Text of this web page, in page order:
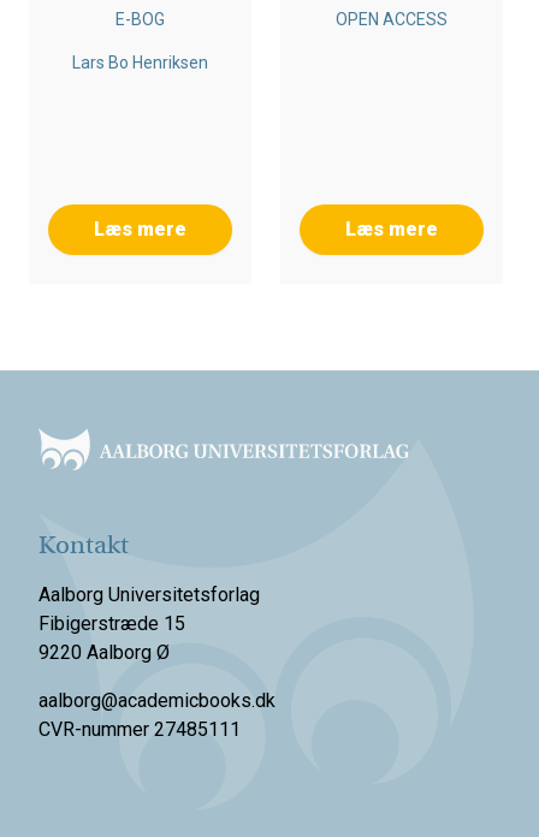
E-BOG
Lars Bo Henriksen
Læs mere
OPEN ACCESS
Læs mere
Kontakt
Aalborg Universitetsforlag
Fibigerstræde 15
9220 Aalborg Ø
aalborg@academicbooks.dk
CVR-nummer 27485111